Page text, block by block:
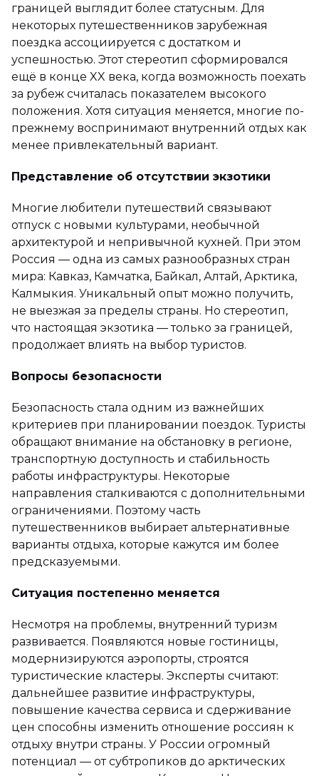
границей выглядит более статусным. Для
некоторых путешественников зарубежная
поездка ассоциируется с достатком и
успешностью. Этот стереотип сформировался
ещё в конце XX века, когда возможность поехать
за рубеж считалась показателем высокого
положения. Хотя ситуация меняется, многие по-
прежнему воспринимают внутренний отдых как
менее привлекательный вариант.
Представление об отсутствии экзотики
Многие любители путешествий связывают
отпуск с новыми культурами, необычной
архитектурой и непривычной кухней. При этом
Россия — одна из самых разнообразных стран
мира: Кавказ, Камчатка, Байкал, Алтай, Арктика,
Калмыкия. Уникальный опыт можно получить,
не выезжая за пределы страны. Но стереотип,
что настоящая экзотика — только за границей,
продолжает влиять на выбор туристов.
Вопросы безопасности
Безопасность стала одним из важнейших
критериев при планировании поездок. Туристы
обращают внимание на обстановку в регионе,
транспортную доступность и стабильность
работы инфраструктуры. Некоторые
направления сталкиваются с дополнительными
ограничениями. Поэтому часть
путешественников выбирает альтернативные
варианты отдыха, которые кажутся им более
предсказуемыми.
Ситуация постепенно меняется
Несмотря на проблемы, внутренний туризм
развивается. Появляются новые гостиницы,
модернизируются аэропорты, строятся
туристические кластеры. Эксперты считают:
дальнейшее развитие инфраструктуры,
повышение качества сервиса и сдерживание
цен способны изменить отношение россиян к
отдыху внутри страны. У России огромный
потенциал — от субтропиков до арктических